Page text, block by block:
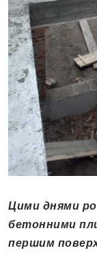
Цими днями
бетонними
першим